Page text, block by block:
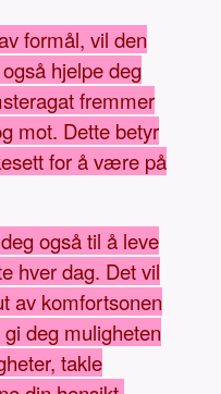
formål, vil den
hjelpe deg
fremmer
mot. Dette betyr
for å være på
også til å leve
hver dag. Det vil
av komfortsonen
deg muligheten
takle